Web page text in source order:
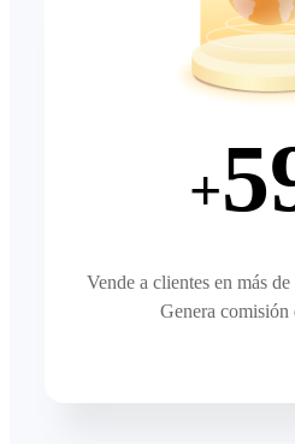
+
Vende a clientes en más
Genera comisión